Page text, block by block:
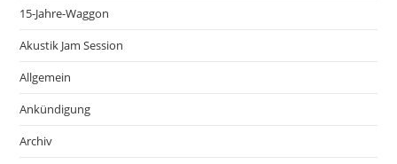
15-Jahre-Waggon
Akustik Jam Session
Allgemein
Ankündigung
Archiv